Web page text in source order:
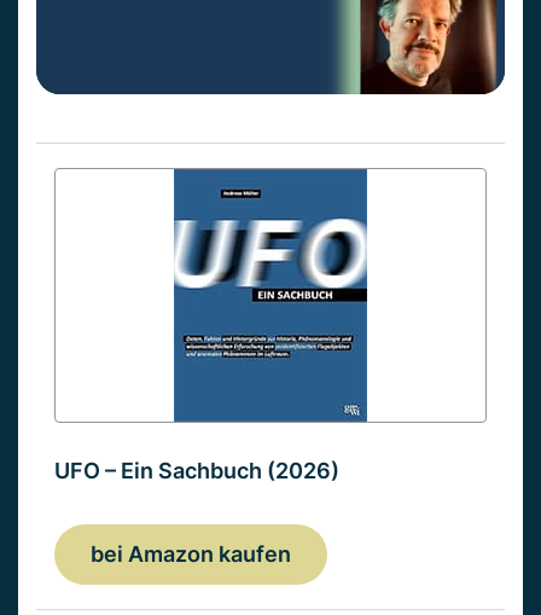
UFO – Ein Sachbuch (2026)
bei Amazon kaufen